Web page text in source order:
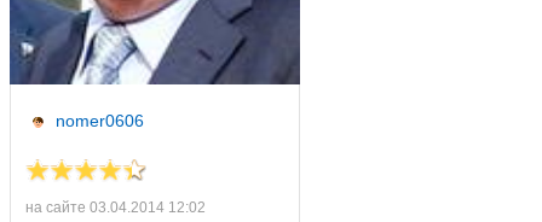
nomer0606
на сайте 03.04.2014 12:02